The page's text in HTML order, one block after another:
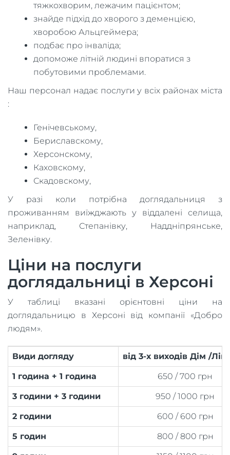
тяжкохворим, лежачим пацієнтом;
знайде підхід до хворого з деменцією,
хворобою Альцгеймера;
подбає про інваліда;
допоможе літній людині впоратися з
побутовими проблемами.
Наш персонал надає послуги у всіх районах міста
:
Генічевському,
Бериславскому,
Херсонскому,
Каховскому,
Скадовскому,
У разі коли потрібна доглядальниця з
проживанням виїжджають у віддалені селища,
наприклад, Степанівку, Наддніпрянське,
Зеленівку.
Ціни на послуги
доглядальниці в Херсоні
У таблиці вказані орієнтовні ціни на
доглядальницю в Херсоні від компанії «Добро
людям».
Види догляду від 3-х виходів Дім /
1 година + 1 година 650 / 700 грн
3 години + 3 години 950 / 1000 грн
2 години 600 / 600 грн
5 годин 800 / 800 грн